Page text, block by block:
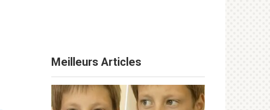
Meilleurs Articles